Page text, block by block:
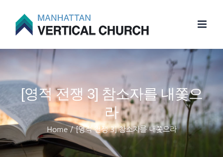
[영적 전쟁 3] 참소자를 내쫓으
라
Home / [영적 전쟁 3] 참소자를 내쫓으라